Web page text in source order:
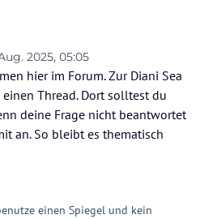
2025, 05:05
von
hier im Forum. Zur Diani Sea
Thread. Dort solltest du
deine Frage nicht beantwortet
an. So bleibt es thematisch
einen Spiegel und kein